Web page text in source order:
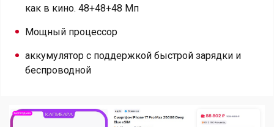
как в кино. 48+48+48 Мп
Мощный процессор
аккумулятор с поддержкой быстрой зарядки и
беспроводной